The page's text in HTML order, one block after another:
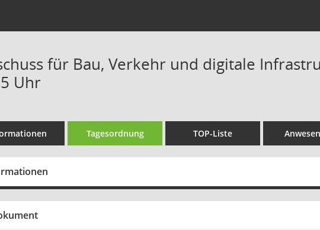
für Bau, Verkehr und digitale
Uhr
Tagesordnung TOP-Liste